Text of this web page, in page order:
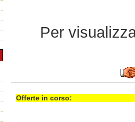
Per
Offerte in corso: